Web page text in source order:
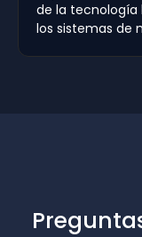
de la
los sistemas de